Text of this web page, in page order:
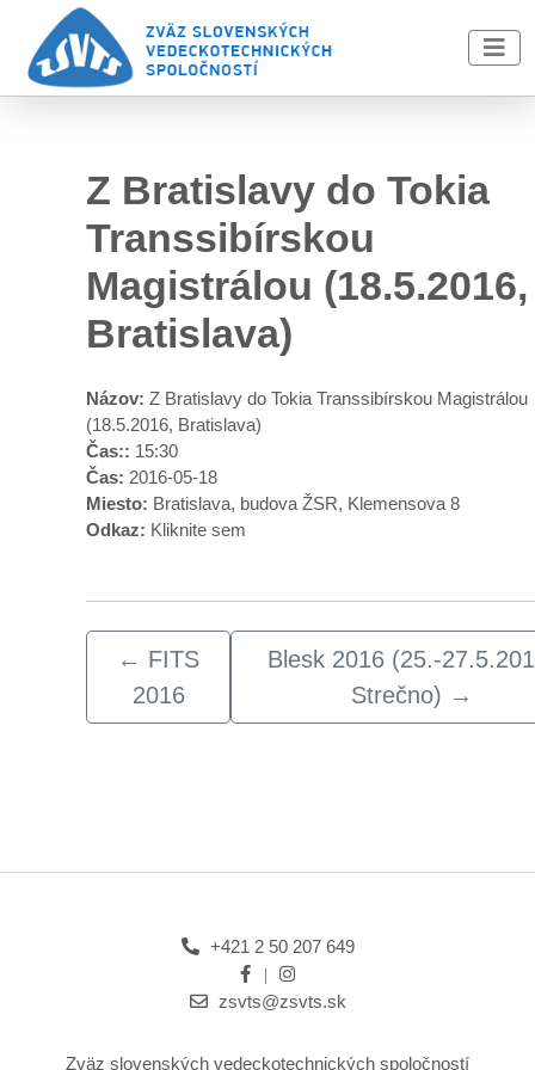
Skip to main content
Z Bratislavy do Tokia
Transsibírskou
Magistrálou (18.5.2016,
Bratislava)
Názov: Z Bratislavy do Tokia Transsibírskou Magistrálou
(18.5.2016, Bratislava)
Čas:: 15:30
Čas: 2016-05-18
Miesto: Bratislava, budova ŽSR, Klemensova 8
Odkaz: Kliknite sem
← FITS
2016
Blesk 2016 (25.-
Strečno) →
+421 2 50 207 649
zsvts@zsvts.sk
Zväz slovenských vedeckotechnických spoločností